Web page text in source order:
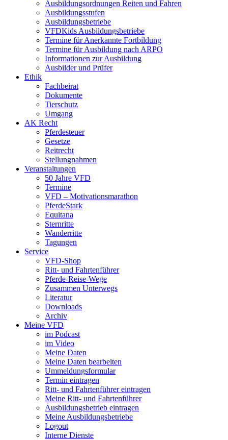
Ausbildungsordnungen Reiten und Fahren
Ausbildungsstufen
Ausbildungsbetriebe
VFDKids Ausbildungsbetriebe
Termine für Anerkannte Fortbildung
Termine für Ausbildung nach ARPO
Informationen zur Ausbildung
Ausbilder und Prüfer
Ethik
Fachbeirat
Dokumente
Tierschutz
Umgang
AK Recht
Pferdesteuer
Gesetze
Reitrecht
Stellungnahmen
Veranstaltungen
50 Jahre VFD
Termine
VFD – Motivationsmarathon
PferdeStark
Equitana
Sternritte
Wanderritte
Tagungen
Service
VFD-Shop
Ritt- und Fahrtenführer
Pferde-Reise-Wege
Zusammen Unterwegs
Literatur
Downloads
Archiv
Meine VFD
im Podcast
im Video
Meine Daten
Meine Daten bearbeiten
Ummeldungsformular
Termin eintragen
Ritt- und Fahrtenführer eintragen
Meine Ritt- und Fahrtenführer
Ausbildungsbetrieb eintragen
Meine Ausbildungsbetriebe
Logout
Interne Dienste